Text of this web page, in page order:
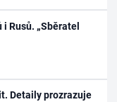
Rusů. „Sběratel
Detaily prozrazuje